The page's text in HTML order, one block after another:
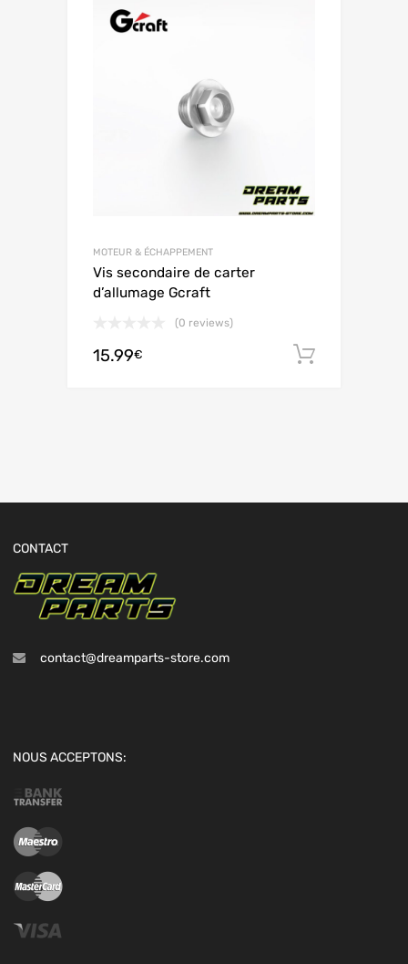
MOTEUR & ÉCHAPPEMENT
Vis secondaire de carter
d’allumage Gcraft
(0 reviews)
15.99€
CONTACT
contact@dreamparts-store.com
NOUS ACCEPTONS: